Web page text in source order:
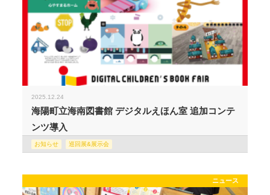
2025.12.24
海陽町立海南図書館 デジタルえほん室 追加コンテ
ンツ導入
お知らせ 巡回展&展示会
ニュース